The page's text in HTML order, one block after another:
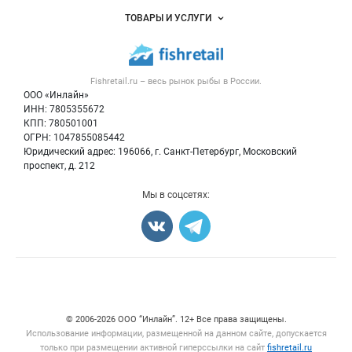
Fishretail.ru – весь рынок рыбы в России.
ООО «Инлайн»
ИНН: 7805355672
КПП: 780501001
ОГРН: 1047855085442
Юридический адрес: 196066, г. Санкт-Петербург, Московский
проспект, д. 212
Размещение рекламы
Публичная оферта
Контактная информация
Политика обработки персональных данных
Объявления
Новости рынка
Блог
ТОВАРЫ И УСЛУГИ
Рыба
Икра
Мы в соцсетях:
© 2006‑2026 ООО “Инлайн”. 12+ Все права защищены.
Использование информации, размещенной на данном сайте, допускается
только при размещении активной гиперссылки на сайт fishretail.ru